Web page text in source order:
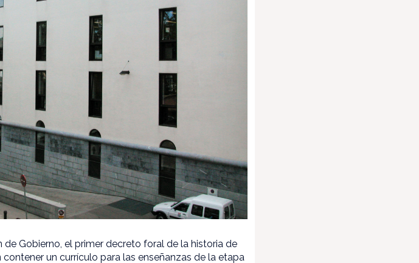
de Gobierno, el primer decreto foral de la historia de
un currículo para las enseñanzas de la etapa